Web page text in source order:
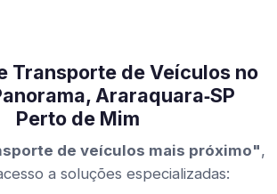
Transporte de Veículos no
Araraquara‑SP
Perto de Mim
de veículos mais próximo",
a soluções especializadas: